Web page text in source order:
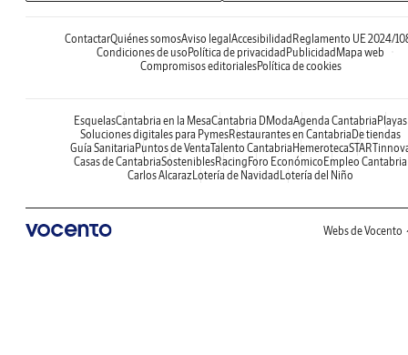
ContactarQuiénes somosAviso legalAccesibilidadReglamento UE 2024/
Condiciones de usoPolítica de privacidadPublicidadMapa web
Compromisos editorialesPolítica de cookies
EsquelasCantabria en la MesaCantabria DModaAgenda CantabriaPlayas
Soluciones digitales para PymesRestaurantes en CantabriaDe tiendas
Guía SanitariaPuntos de VentaTalento CantabriaHemeroteca
Casas de CantabriaSosteniblesRacingForo EconómicoEmpleo Cantabria
Carlos AlcarazLotería de NavidadLotería del Niño
Webs de Vocento